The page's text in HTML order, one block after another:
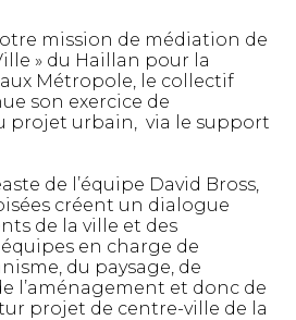
mission de médiation de
» du Haillan pour la
Métropole, le collectif
son exercice de
projet urbain, via le support
de l’équipe David Bross,
créent un dialogue
de la ville et des
en charge de
du paysage, de
l’aménagement et donc de
projet de centre-ville de la